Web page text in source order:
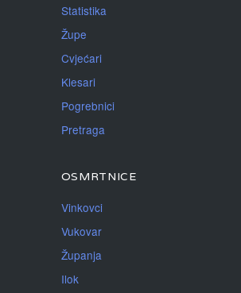
Statistika
Župe
Cvjećari
Klesari
Pogrebnici
Pretraga
OSMRTNICE
Vinkovci
Vukovar
Županja
Ilok